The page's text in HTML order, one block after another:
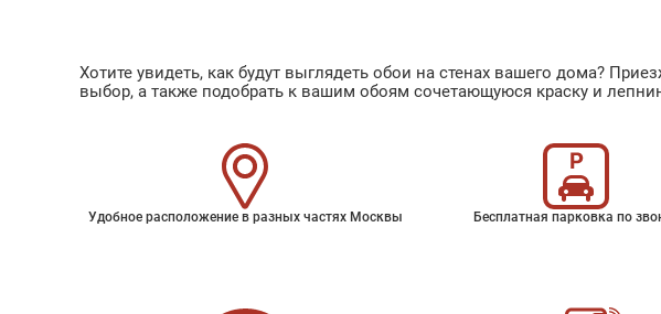
Хотите увидеть, как будут выглядеть обои на стенах вашего дома?
выбор, а также подобрать к вашим обоям сочетающуюся краску и
Удобное расположение в разных частях Москвы Бесплатная парковка по